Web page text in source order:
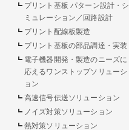
プリント基板 パターン設計・シ
ミュレーション／回路設計
プリント配線板製造
プリント基板の部品調達・実装
電子機器開発・製造のニーズに
応えるワンストップソリューシ
ョン
高速信号伝送ソリューション
ノイズ対策ソリューション
熱対策ソリューション